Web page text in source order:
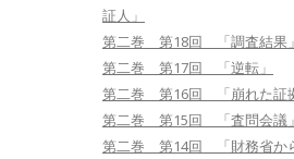
第二巻 最終回 「
なず」～BAD
NEWS～
証人」
第二巻 第18回 「調査結果」
第二巻 第17回 「逆転」
第二巻 第16回 「崩れた証
第二巻 第15回 「査問会議」
第二巻 第14回 「財務省か